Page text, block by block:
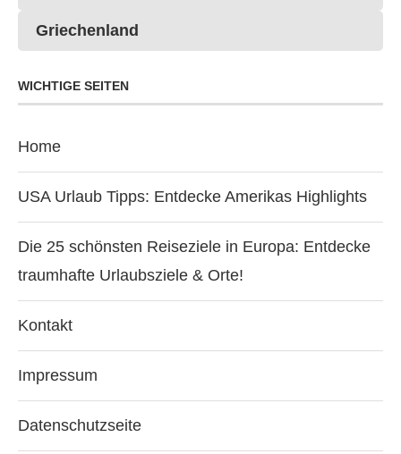
Griechenland
WICHTIGE SEITEN
Home
USA Urlaub Tipps: Entdecke Amerikas Highlights
Die 25 schönsten Reiseziele in Europa: Entdecke
traumhafte Urlaubsziele & Orte!
Kontakt
Impressum
Datenschutzseite